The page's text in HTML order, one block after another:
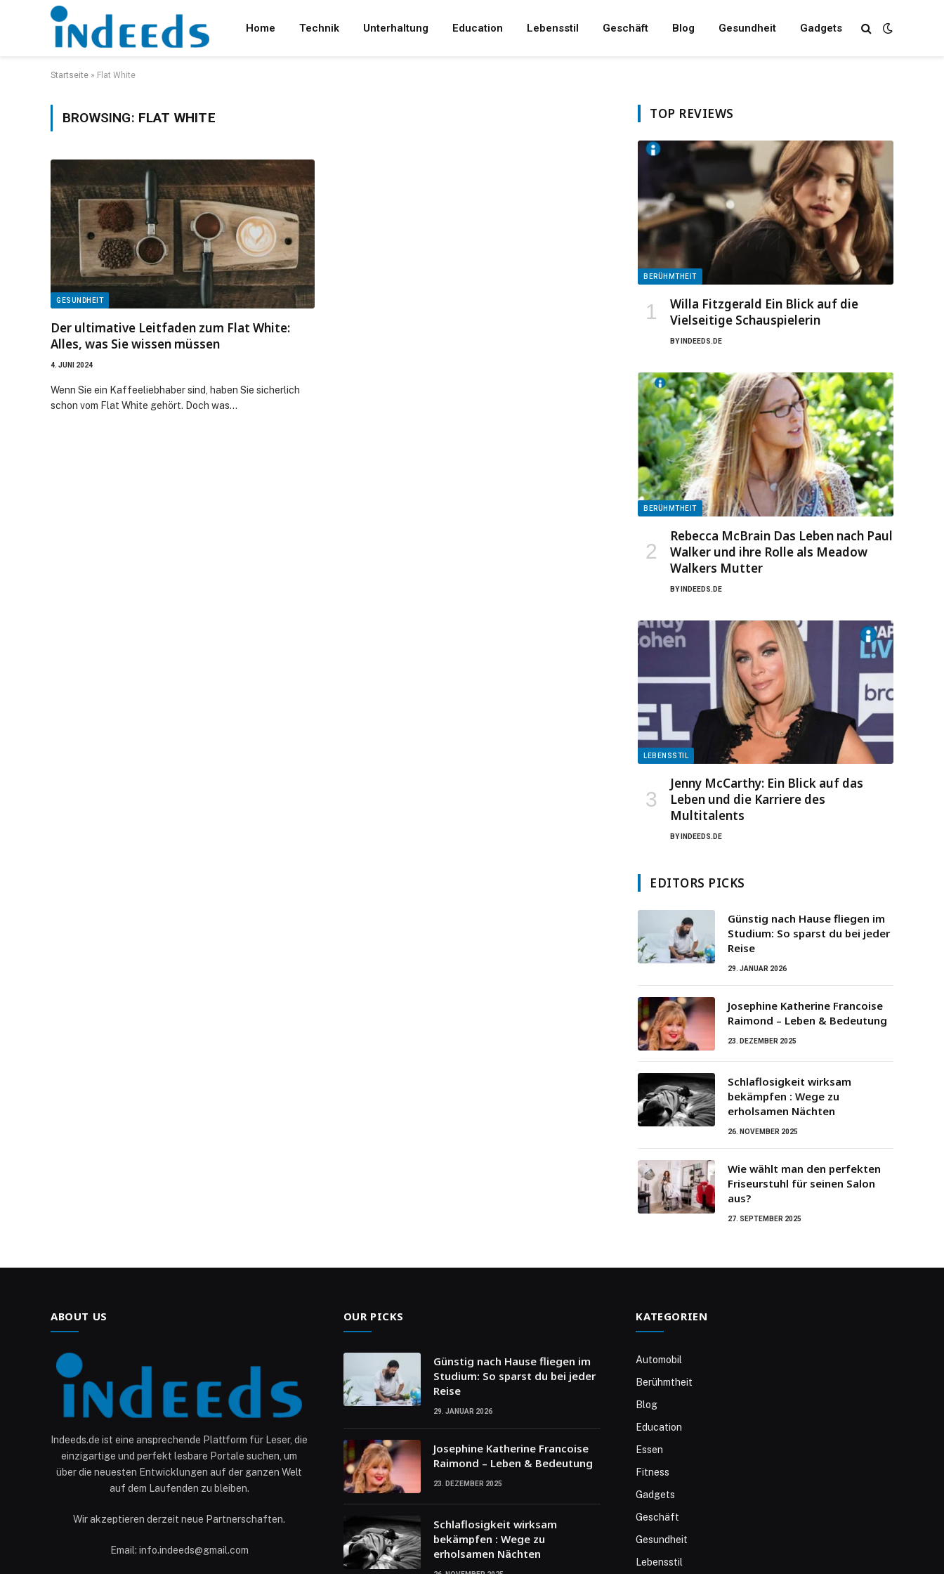
Home Technik Unterhaltung Education Lebensstil Geschäft Blog Gesundheit Gadgets
Startseite » Flat White
BROWSING: FLAT WHITE
GESUNDHEIT
Der ultimative Leitfaden zum Flat White:
Alles, was Sie wissen müssen
4. JUNI 2024
Wenn Sie ein Kaffeeliebhaber sind, haben Sie sicherlich
schon vom Flat White gehört. Doch was…
TOP REVIEWS
BERÜHMTHEIT
Willa Fitzgerald Ein Blick auf die
Vielseitige Schauspielerin
BY INDEEDS.DE
BERÜHMTHEIT
Rebecca McBrain Das Leben nach Paul
Walker und ihre Rolle als Meadow
Walkers Mutter
BY INDEEDS.DE
LEBENSSTIL
Jenny McCarthy: Ein Blick auf das
Leben und die Karriere des
Multitalents
BY INDEEDS.DE
EDITORS PICKS
Günstig nach Hause fliegen im
Studium: So sparst du bei jeder
Reise
29. JANUAR 2026
Josephine Katherine Francoise
Raimond – Leben & Bedeutung
23. DEZEMBER 2025
Schlaflosigkeit wirksam
bekämpfen : Wege zu
erholsamen Nächten
26. NOVEMBER 2025
Wie wählt man den perfekten
Friseurstuhl für seinen Salon
aus?
27. SEPTEMBER 2025
ABOUT US
Indeeds.de ist eine ansprechende Plattform für Leser, die
einzigartige und perfekt lesbare Portale suchen, um
über die neuesten Entwicklungen auf der ganzen Welt
auf dem Laufenden zu bleiben.
Wir akzeptieren derzeit neue Partnerschaften.
Email: info.indeeds@gmail.com
OUR PICKS
Günstig nach Hause fliegen im
Studium: So sparst du bei jeder
Reise
29. JANUAR 2026
Josephine Katherine Francoise
Raimond – Leben & Bedeutung
23. DEZEMBER 2025
Schlaflosigkeit wirksam
bekämpfen : Wege zu
erholsamen Nächten
KATEGORIEN
Automobil
Berühmtheit
Blog
Education
Essen
Fitness
Gadgets
Geschäft
Gesundheit
Lebensstil